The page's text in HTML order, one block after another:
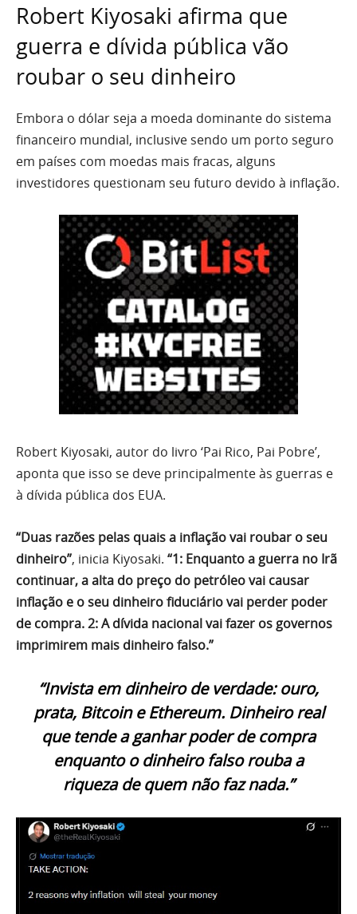
Robert Kiyosaki afirma que
guerra e dívida pública vão
roubar o seu dinheiro
Embora o dólar seja a moeda dominante do sistema
financeiro mundial, inclusive sendo um porto seguro
em países com moedas mais fracas, alguns
investidores questionam seu futuro devido à inflação.
Robert Kiyosaki, autor do livro ‘Pai Rico, Pai Pobre’,
aponta que isso se deve principalmente às guerras e
à dívida pública dos EUA.
“Duas razões pelas quais a inflação vai roubar o seu
dinheiro”, inicia Kiyosaki. “1: Enquanto a guerra no Irã
continuar, a alta do preço do petróleo vai causar
inflação e o seu dinheiro fiduciário vai perder poder
de compra. 2: A dívida nacional vai fazer os governos
imprimirem mais dinheiro falso.”
“Invista em dinheiro de verdade: ouro,
prata, Bitcoin e Ethereum. Dinheiro real
que tende a ganhar poder de compra
enquanto o dinheiro falso rouba a
riqueza de quem não faz nada.”